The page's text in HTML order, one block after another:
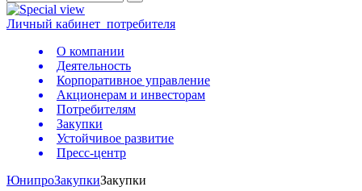
Личный кабинет потребителя
О компании
Деятельность
Корпоративное управление
Акционерам и инвесторам
Потребителям
Закупки
Устойчивое развитие
Пресс-центр
ЮнипроЗакупкиЗакупки